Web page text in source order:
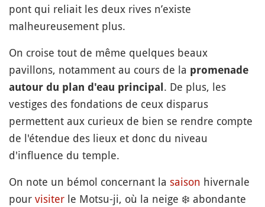
pont qui reliait les deux rives n’existe
malheureusement plus.
On croise tout de même quelques beaux
pavillons, notamment au cours de la promenade
autour du plan d'eau principal . De plus, les
vestiges des fondations de ceux disparus
permettent aux curieux de bien se rendre compte
de l'étendue des lieux et donc du niveau
d'influence du temple.
On note un bémol concernant la saison hivernale
pour visiter le Motsu-ji, où la neige ❄️ abondante